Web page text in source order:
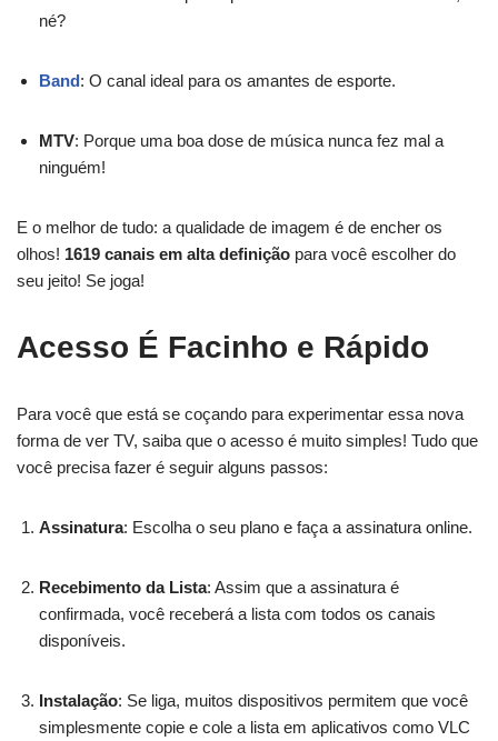
né?
Band: O canal ideal para os amantes de esporte.
MTV: Porque uma boa dose de música nunca fez mal a
ninguém!
E o melhor de tudo: a qualidade de imagem é de encher os
olhos! 1619 canais em alta definição para você escolher do
seu jeito! Se joga!
Acesso É Facinho e Rápido
Para você que está se coçando para experimentar essa nova
forma de ver TV, saiba que o acesso é muito simples! Tudo que
você precisa fazer é seguir alguns passos:
Assinatura: Escolha o seu plano e faça a assinatura online.
Recebimento da Lista: Assim que a assinatura é
confirmada, você receberá a lista com todos os canais
disponíveis.
Instalação: Se liga, muitos dispositivos permitem que você
simplesmente copie e cole a lista em aplicativos como VLC